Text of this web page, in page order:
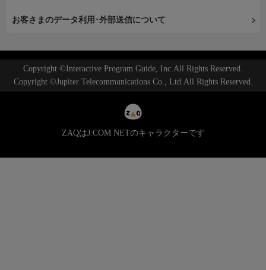
お客さまのデータ利用･外部送信について
Copyright ©Interactive Program Guide, Inc.All Rights Reserved.
Copyright ©Jupiter Telecommunications Co., Ltd.All Rights Reserved.
ZAQはJ:COM NETのキャラクターです